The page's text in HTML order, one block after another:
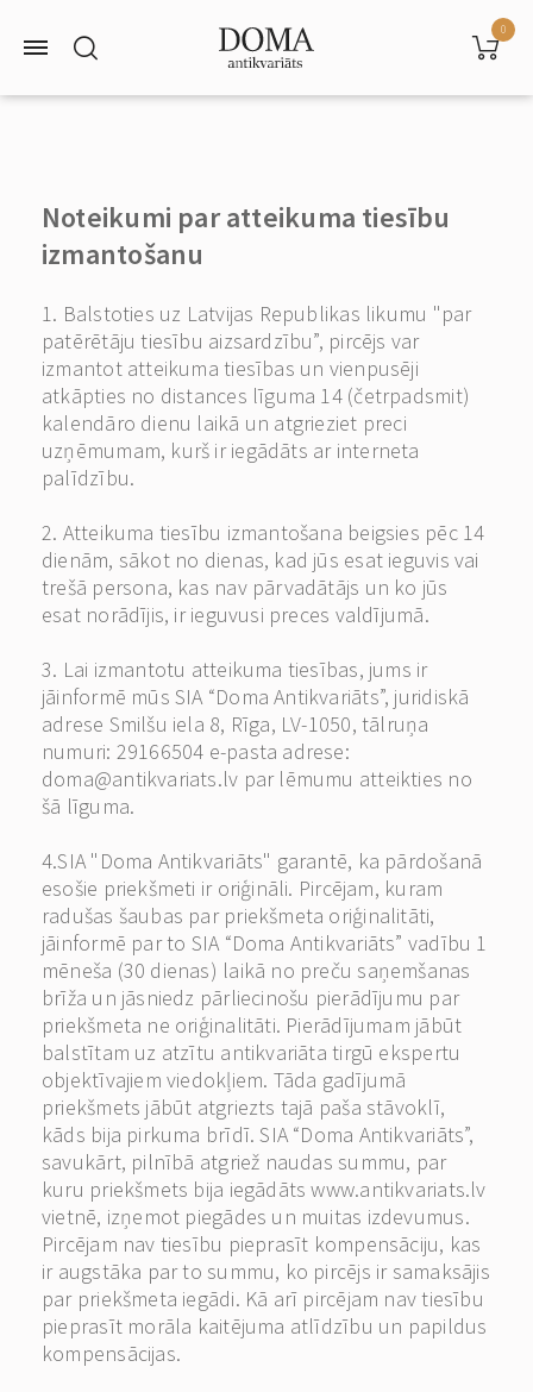
0
Noteikumi par atteikuma tiesību
izmantošanu
1. Balstoties uz Latvijas Republikas likumu "par
patērētāju tiesību aizsardzību”, pircējs var
izmantot atteikuma tiesības un vienpusēji
atkāpties no distances līguma 14 (četrpadsmit)
kalendāro dienu laikā un atgrieziet preci
uzņēmumam, kurš ir iegādāts ar interneta
palīdzību.
2. Atteikuma tiesību izmantošana beigsies pēc 14
dienām, sākot no dienas, kad jūs esat ieguvis vai
trešā persona, kas nav pārvadātājs un ko jūs
esat norādījis, ir ieguvusi preces valdījumā.
3. Lai izmantotu atteikuma tiesības, jums ir
jāinformē mūs SIA “Doma Antikvariāts”, juridiskā
adrese Smilšu iela 8, Rīga, LV-1050, tālruņa
numuri: 29166504 e-pasta adrese:
doma@antikvariats.lv par lēmumu atteikties no
šā līguma.
4.SIA "Doma Antikvariāts" garantē, ka pārdošanā
esošie priekšmeti ir oriģināli. Pircējam, kuram
radušas šaubas par priekšmeta oriģinalitāti,
jāinformē par to SIA “Doma Antikvariāts” vadību 1
mēneša (30 dienas) laikā no preču saņemšanas
brīža un jāsniedz pārliecinošu pierādījumu par
priekšmeta ne oriģinalitāti. Pierādījumam jābūt
balstītam uz atzītu antikvariāta tirgū ekspertu
objektīvajiem viedokļiem. Tāda gadījumā
priekšmets jābūt atgriezts tajā paša stāvoklī,
kāds bija pirkuma brīdī. SIA “Doma Antikvariāts”,
savukārt, pilnībā atgriež naudas summu, par
kuru priekšmets bija iegādāts www.antikvariats.lv
vietnē, izņemot piegādes un muitas izdevumus.
Pircējam nav tiesību pieprasīt kompensāciju, kas
ir augstāka par to summu, ko pircējs ir samaksājis
par priekšmeta iegādi. Kā arī pircējam nav tiesību
pieprasīt morāla kaitējuma atlīdzību un papildus
kompensācijas.